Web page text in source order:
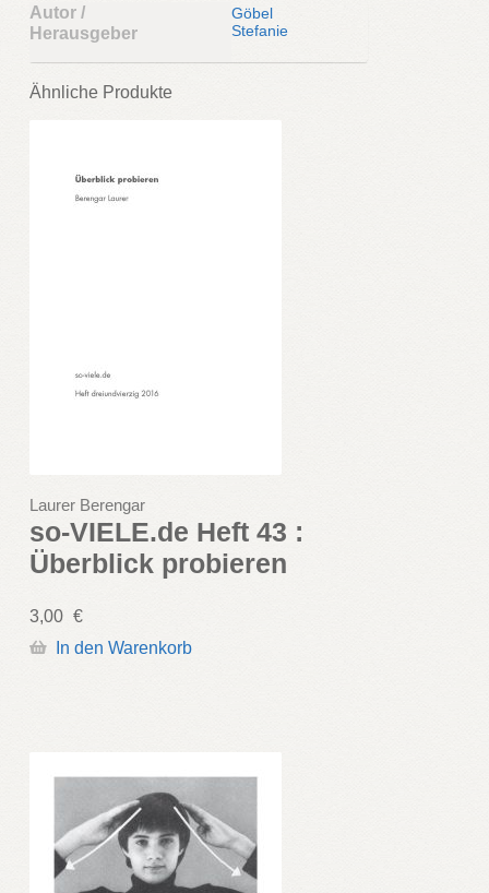
Autor /
Herausgeber
Göbel
Stefanie
Ähnliche Produkte
Laurer Berengar
so-VIELE.de Heft 43 :
Überblick probieren
3,00 €
In den Warenkorb